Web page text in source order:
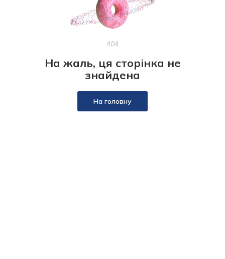
404
На жаль, ця сторінка не
знайдена
На головну